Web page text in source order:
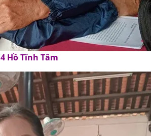
Hồ Tĩnh Tâm